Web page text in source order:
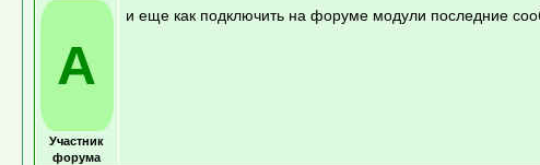
A
Участник
форума
и еще как подключить на форуме модули последние